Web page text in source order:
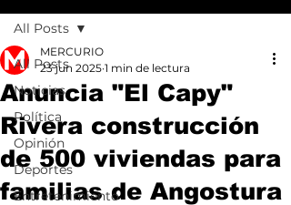
All Posts
Noticias
Política
Opinión
Deportes
Entretenimiento
All Posts
Anuncia "El Capy"
Rivera construcción
de 500 viviendas para
familias de Angostura
MERCURIO
23 jun 2025 1 min de lectura